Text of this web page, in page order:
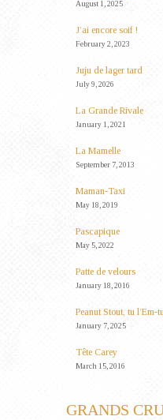
August 1, 2025
J’ai encore soif !
February 2, 2023
Juju de lager tard
July 9, 2026
La Grande Rivale
January 1, 2021
La Mamelle
September 7, 2013
Maman-Taxi
May 18, 2019
Pascapique
May 5, 2022
Patte de velours
January 18, 2016
Peanut Stout, tu l’Em-
January 7, 2025
Tête Carey
March 15, 2016
GRANDS